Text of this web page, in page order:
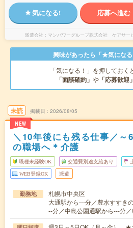
気になる! 応募へ進む
派遣会社 マンパワーグループ株式会社 ケアサー
興味があったら「★気になる
「気になる！」を押しておく
「面談確約」 や 「応募歓迎」
未読
NEW
掲載日 2026/08/05
＼10年後にも残る仕事／～
の職場へ＊介護
職種未経験OK 交通費別途支給あり
WEB登録OK 派遣
勤務地
札幌市中央区
大通駅から---分／豊水すすき
--分／中島公園通駅から---分